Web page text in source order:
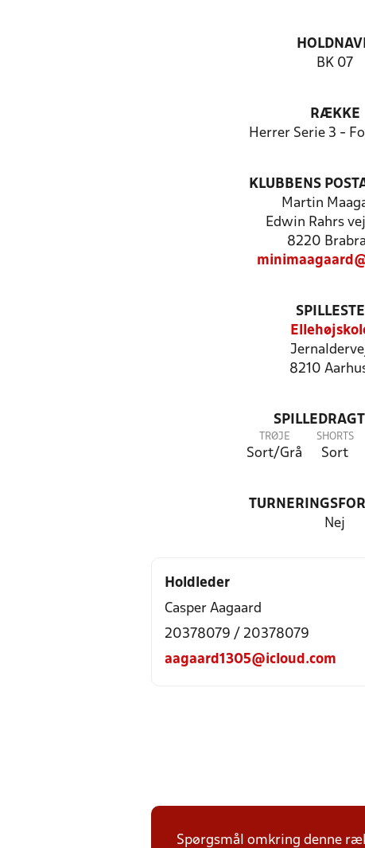
BK 07
RÆKKE
Herrer Serie 3 -
KLUBBENS
Martin
Edwin Rahrs
8220
8210
TRØJE
Sort/Grå
SHORTS
Sort
Nej
Holdleder
Casper Aagaard
20378079 / 20378079
aagaard1305@icloud.com
Spørgsmål omkring denne